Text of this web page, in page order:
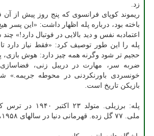
زد.
ریموند کوپای فرانسوی که پنج روز پیش از آن
باخته بود، درباره پله اظهار داشت: «این پسر
اعتمادبه نفس و دید بالایی در فوتبال دارد!» چند
پله را این طور توصیف کرد: «فقط نیاز دارد
حجیم تر شود وگرنه همه چیز دارد: هوش
ضربه سر، مهارت در دریبل زنی،
خونسردی باورنکردنی در محوطه جریمه.»
بازیکن تاریخ است.
ملی. ۷۷ گل زده. قهرمانی دنیا در سالهای ۱۹۵۸، ۱۹۶۲ و ۱۹۷۰